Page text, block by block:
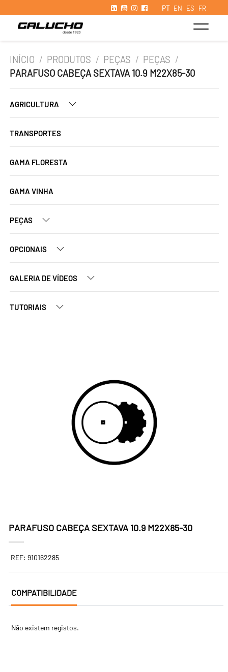
PT EN ES FR
INÍCIO / PRODUTOS / PEÇAS / PEÇAS /
PARAFUSO CABEÇA SEXTAVA 10.9 M22X85-30
AGRICULTURA
TRANSPORTES
GAMA FLORESTA
GAMA VINHA
PEÇAS
OPCIONAIS
GALERIA DE VÍDEOS
TUTORIAIS
PARAFUSO CABEÇA SEXTAVA 10.9 M22X85-30
REF: 910162285
COMPATIBILIDADE
Não existem registos.